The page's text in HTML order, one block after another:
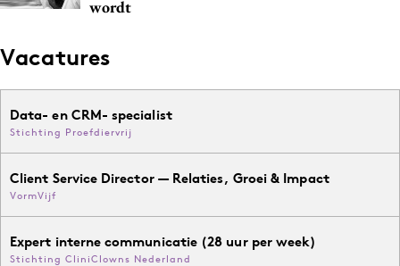
wordt
Vacatures
Data- en CRM- specialist
Stichting Proefdiervrij
Client Service Director — Relaties, Groei & Impact
VormVijf
Expert interne communicatie (28 uur per week)
Stichting CliniClowns Nederland